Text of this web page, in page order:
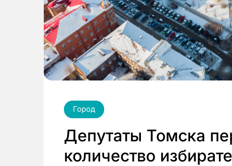
Город
Депутаты Томска
количество